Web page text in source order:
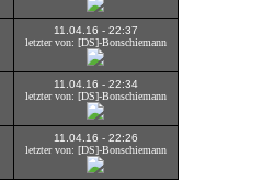
11.04.16 - 22:37
letzter von: [DS]-Bonschiemann
11.04.16 - 22:34
letzter von: [DS]-Bonschiemann
11.04.16 - 22:26
letzter von: [DS]-Bonschiemann